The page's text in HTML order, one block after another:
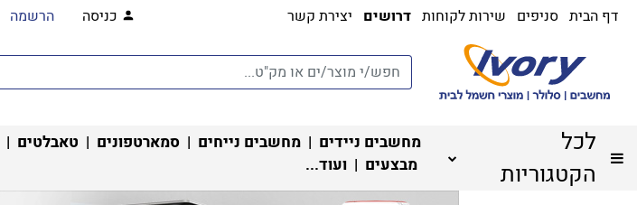
דף הבית סניפים שירות לקוחות דרושים יצירת קשר כניסה הרשמה
לכל
הקטגוריות
מחשבים ניידים | מחשבים נייחים | סמארטפונים | טאבלטים |
מבצעים | ועוד...